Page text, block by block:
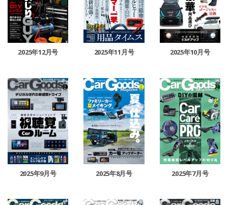
2025年12月号 2025年11月号 2025年10月号
2025年9月号 2025年8月号 2025年7月号